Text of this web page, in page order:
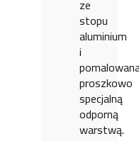
ze
stopu
aluminium
i
proszkowo
specjalną
odporną
warstwą.